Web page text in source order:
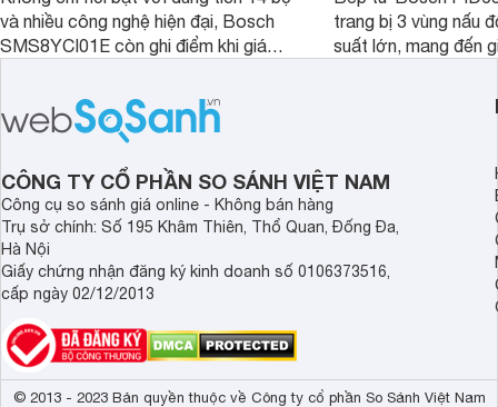
và nhiều công nghệ hiện đại, Bosch
SMS8YCI01E còn ghi điểm khi giá
thời điểm mới mở bán, mang lại tỷ lệ
giá trị/chi phí hấp dẫn hơn cho người
dùng đang tìm kiếm một mẫu máy rửa
bát cao cấp.
trang bị 3 vùng nấu
suất lớn, mang đến
CÔNG TY CỔ PHẦN SO SÁNH VIỆT NAM
Công cụ so sánh giá online - Không bán hàng
Trụ sở chính: Số 195 Khâm Thiên, Thổ Quan, Đống Đa,
Hà Nội
Giấy chứng nhận đăng ký kinh doanh số 0106373516,
cấp ngày 02/12/2013
© 2013 - 2023 Bản quyền thuộc về Công ty cổ phần So Sánh Việt Nam